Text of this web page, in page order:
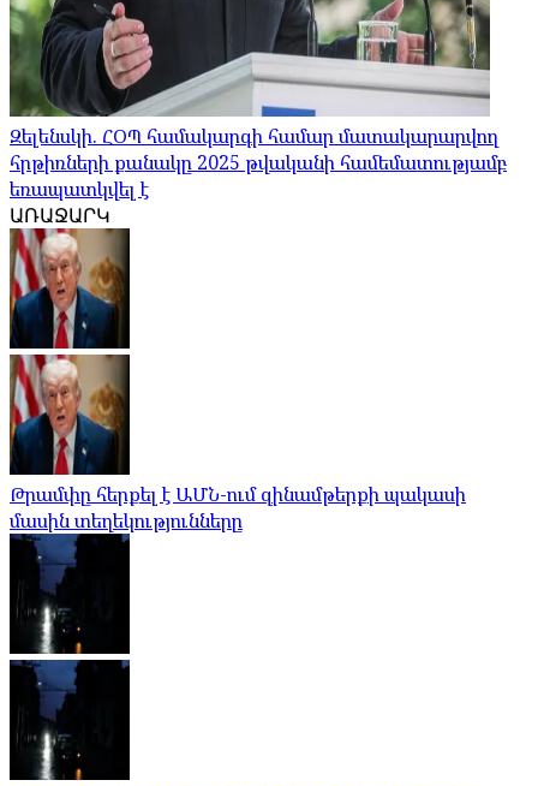
Զելենսկի. ՀՕՊ համակարգի համար մատակարարվող
հրթիռների քանակը 2025 թվականի համեմատությամբ
եռապատկվել է
ԱՌԱՋԱՐԿ
Թրամփը հերքել է ԱՄՆ-ում զինամթերքի պակասի
մասին տեղեկությունները